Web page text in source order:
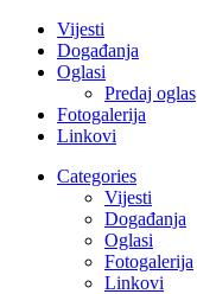
Vijesti
Događanja
Oglasi
Predaj oglas
Fotogalerija
Linkovi
Categories
Vijesti
Događanja
Oglasi
Fotogalerija
Linkovi